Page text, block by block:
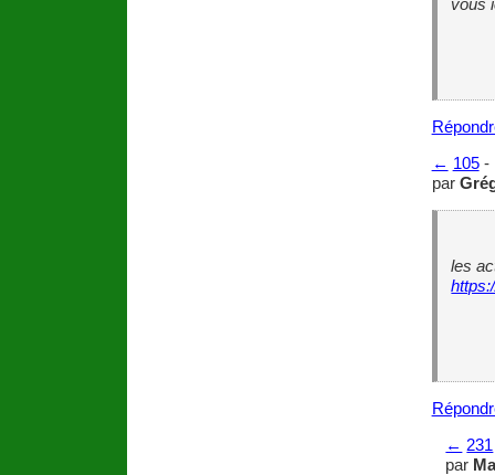
← 105-
par
les
← 231
par